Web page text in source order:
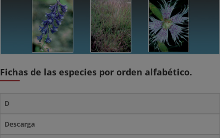
Fichas de las especies por orden alfabético.
D
Descarga